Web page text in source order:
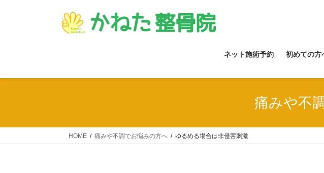
ス
ン
ネット施術予約 初めての方
痛みや不
HOME 痛みや不調でお悩みの方へ ゆるめる場合は非侵害刺激